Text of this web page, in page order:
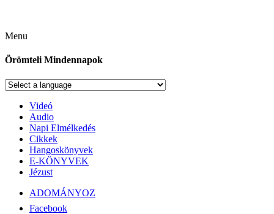
Menu
Örömteli Mindennapok
Videó
Audio
Napi Elmélkedés
Cikkek
Hangoskönyvek
E-KÖNYVEK
Jézust
ADOMÁNYOZ
Facebook